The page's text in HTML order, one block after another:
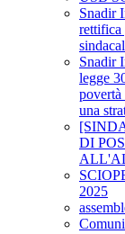
Snadir
rettifica
Snadir
legge
povertà
una
DI
2025